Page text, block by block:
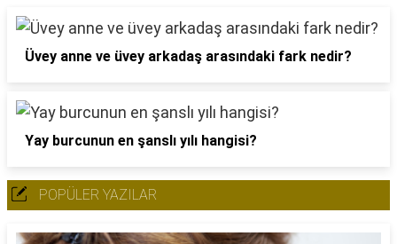
Üvey anne ve üvey arkadaş arasındaki fark nedir?
Yay burcunun en şanslı yılı hangisi?
POPÜLER YAZILAR